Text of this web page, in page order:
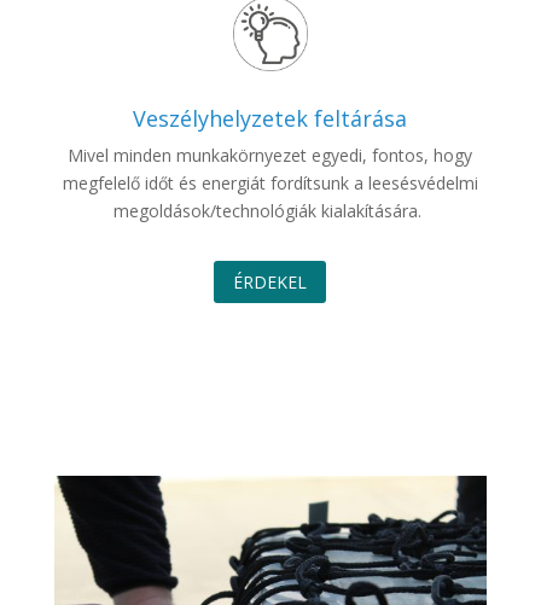
Veszélyhelyzetek feltárása
Mivel minden munkakörnyezet egyedi, fontos, hogy
megfelelő időt és energiát fordítsunk a leesésvédelmi
megoldások/technológiák kialakítására.
ÉRDEKEL